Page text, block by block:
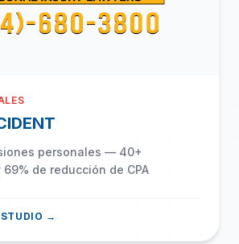
personales — 40+
de reducción de CPA
→